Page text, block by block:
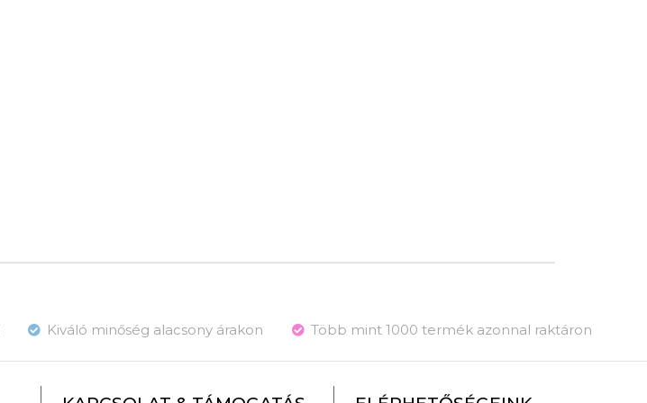
Kiváló minőség alacsony árakon Több mint 1000 termék azonnal raktáron